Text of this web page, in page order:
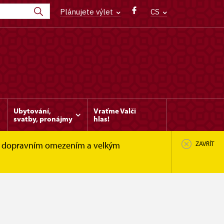
Plánujete výlet CS
Ubytování,
svatby, pronájmy
Vraťme Valči
hlas!
omezením a velkým ZAVŘÍT